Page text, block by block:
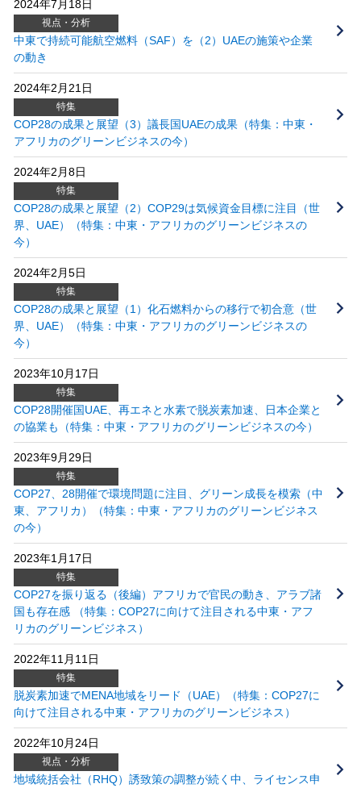
2024年7月18日
視点・分析
中東で持続可能航空燃料（SAF）を（2）UAEの施策や企業
の動き
2024年2月21日
特集
COP28の成果と展望（3）議長国UAEの成果（特集：中東・
アフリカのグリーンビジネスの今）
2024年2月8日
特集
COP28の成果と展望（2）COP29は気候資金目標に注目（世
界、UAE）（特集：中東・アフリカのグリーンビジネスの
今）
2024年2月5日
特集
COP28の成果と展望（1）化石燃料からの移行で初合意（世
界、UAE）（特集：中東・アフリカのグリーンビジネスの
今）
2023年10月17日
特集
COP28開催国UAE、再エネと水素で脱炭素加速、日本企業と
の協業も（特集：中東・アフリカのグリーンビジネスの今）
2023年9月29日
特集
COP27、28開催で環境問題に注目、グリーン成長を模索（中
東、アフリカ）（特集：中東・アフリカのグリーンビジネス
の今）
2023年1月17日
特集
COP27を振り返る（後編）アフリカで官民の動き、アラブ諸
国も存在感 （特集：COP27に向けて注目される中東・アフ
リカのグリーンビジネス）
2022年11月11日
特集
脱炭素加速でMENA地域をリード（UAE）（特集：COP27に
向けて注目される中東・アフリカのグリーンビジネス）
2022年10月24日
視点・分析
地域統括会社（RHQ）誘致策の調整が続く中、ライセンス申